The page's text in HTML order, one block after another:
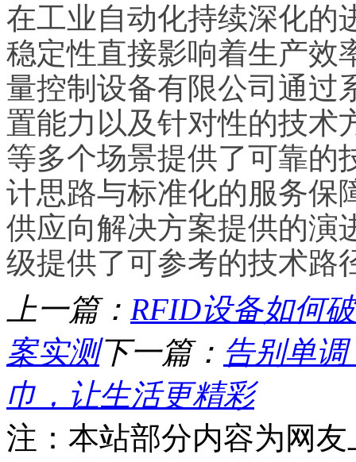
在工业自动化持续深化的
稳定性直接影响着生产效
量控制设备有限公司通过
置能力以及针对性的技术
等多个场景提供了可靠的
计思路与标准化的服务保
供应向解决方案提供的演
级提供了可参考的技术路
上一篇： RFID设备如何
案实测下一篇： 告别单
巾，让生活更精彩
注：本站部分内容为网